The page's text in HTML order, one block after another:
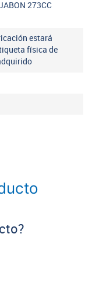
273CC
estará
física de